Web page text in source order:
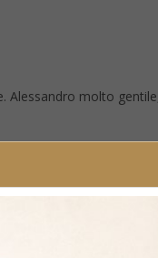
Alessandro molto